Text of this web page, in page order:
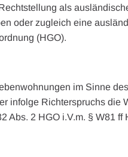
als
oder zugleich eine
(HGO).
im Sinne
infolge Richterspruchs die
Abs. 2 HGO i.V.m. § W81 ff